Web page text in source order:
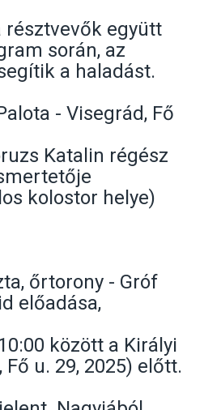
résztvevők együtt
során, az
a haladást.
- Visegrád, Fő
Katalin régész
kolostor helye)
őrtorony - Gróf
előadása,
között a Királyi
u. 29, 2025) előtt.